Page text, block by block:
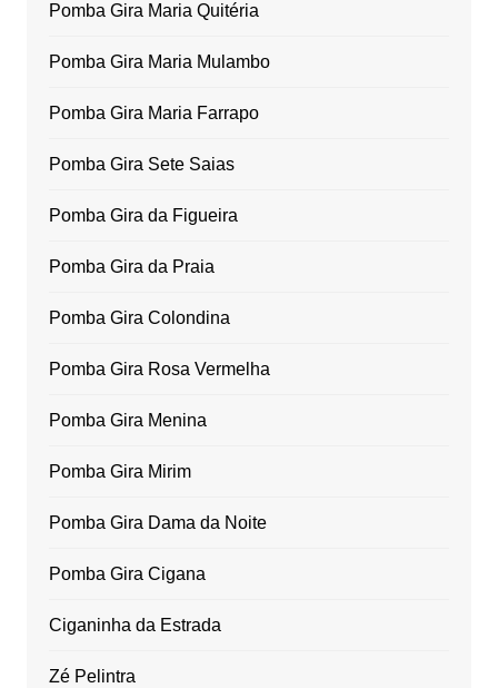
Pomba Gira Maria Quitéria
Pomba Gira Maria Mulambo
Pomba Gira Maria Farrapo
Pomba Gira Sete Saias
Pomba Gira da Figueira
Pomba Gira da Praia
Pomba Gira Colondina
Pomba Gira Rosa Vermelha
Pomba Gira Menina
Pomba Gira Mirim
Pomba Gira Dama da Noite
Pomba Gira Cigana
Ciganinha da Estrada
Zé Pelintra